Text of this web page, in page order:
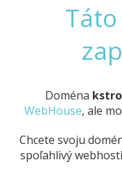
Doména
WebHouse, ale
Chcete svoju
spoľahlivý